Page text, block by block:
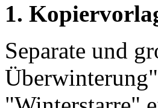
1.
Separate und